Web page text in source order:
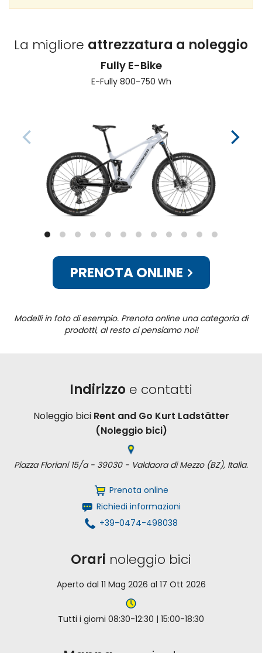
La migliore attrezzatura a noleggio
Fully E-Bike
E-Fully 800-750 Wh
PRENOTA ONLINE
Modelli in foto di esempio. Prenota online una categoria di
prodotti, al resto ci pensiamo noi!
Indirizzo e contatti
Noleggio bici Rent and Go Kurt Ladstätter
(Noleggio bici)
Piazza Floriani 15/a - 39030 - Valdaora di Mezzo (BZ), Italia.
Prenota online
Richiedi informazioni
+39-0474-498038
Orari noleggio bici
Aperto dal 11 Mag 2026 al 17 Ott 2026
Tutti i giorni 08:30-12:30 | 15:00-18:30